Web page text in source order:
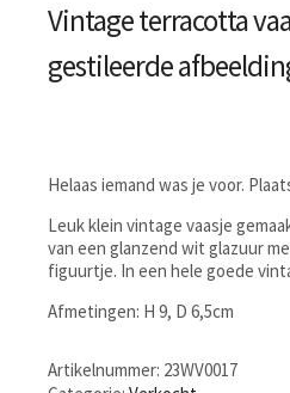
Vintage terracotta
gestileerde
Helaas iemand was je voor.
Leuk klein vintage vaasje
van een glanzend wit glazuur
figuurtje. In een hele goede
Afmetingen: H 9, D 6,5cm
Artikelnummer: 23WV0017